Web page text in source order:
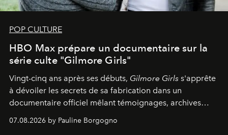
POP CULTURE
HBO Max prépare un documentaire sur la
série culte "Gilmore Girls"
Vingt-cinq ans après ses débuts, Gilmore Girls s'apprête
à dévoiler les secrets de sa fabrication dans un
documentaire officiel mêlant témoignages, archives
générationnel.
07.08.2026 by Pauline Borgogno